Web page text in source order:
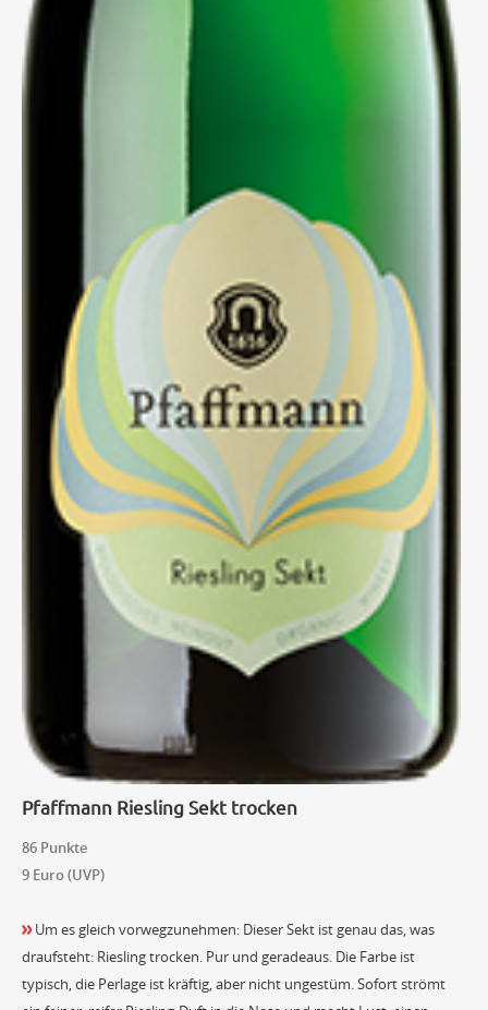
Pfaffmann Riesling Sekt trocken
86 Punkte
9 Euro (UVP)
Um es gleich vorwegzunehmen: Dieser Sekt ist genau das, was
draufsteht: Riesling trocken. Pur und geradeaus. Die Farbe ist
typisch, die Perlage ist kräftig, aber nicht ungestüm. Sofort strömt